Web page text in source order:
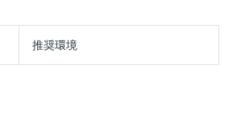
推奨環境